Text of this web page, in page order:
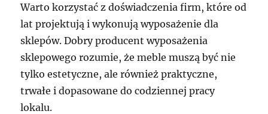
Warto korzystać z doświadczenia firm, które od
lat projektują i wykonują wyposażenie dla
sklepów. Dobry producent wyposażenia
sklepowego rozumie, że meble muszą być nie
tylko estetyczne, ale również praktyczne,
trwałe i dopasowane do codziennej pracy
lokalu.